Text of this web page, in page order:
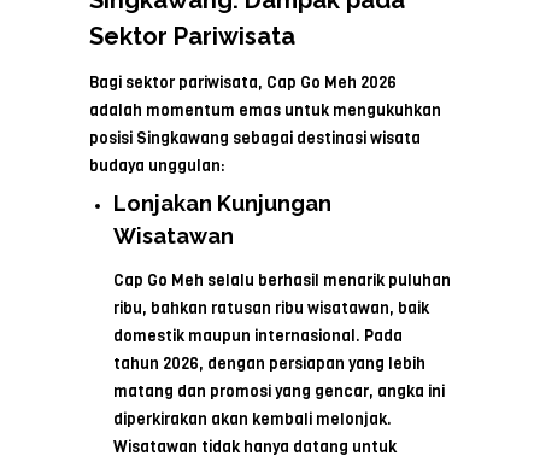
Sektor Pariwisata
Bagi sektor pariwisata, Cap Go Meh 2026
adalah momentum emas untuk mengukuhkan
posisi Singkawang sebagai destinasi wisata
budaya unggulan:
Lonjakan Kunjungan
Wisatawan
Cap Go Meh selalu berhasil menarik puluhan
ribu, bahkan ratusan ribu wisatawan, baik
domestik maupun internasional. Pada
tahun 2026, dengan persiapan yang lebih
matang dan promosi yang gencar, angka ini
diperkirakan akan kembali melonjak.
Wisatawan tidak hanya datang untuk